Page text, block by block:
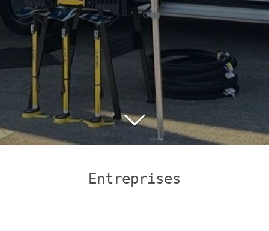
Entreprises